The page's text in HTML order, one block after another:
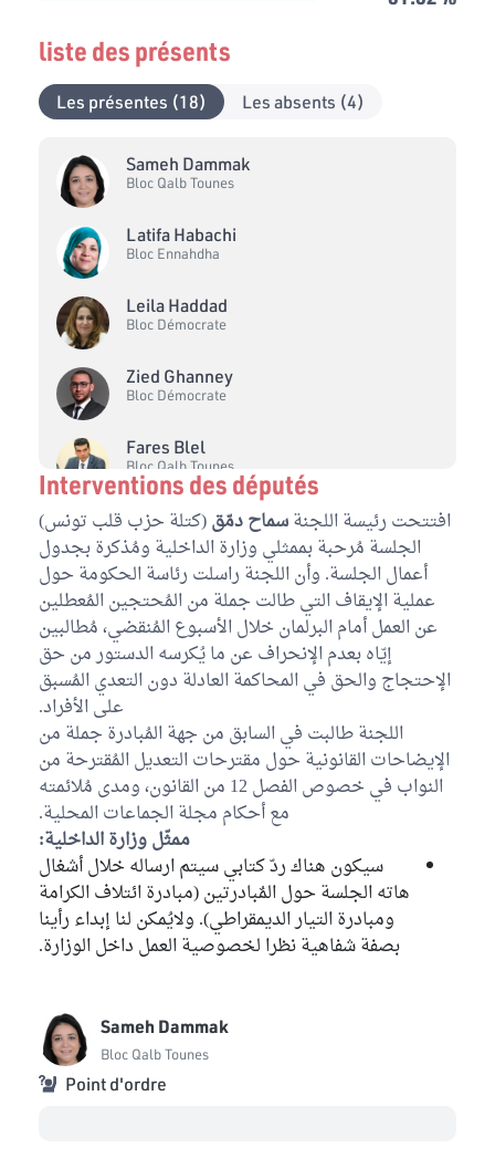
Interventions des députés
افتتحت رئيسة اللجنةسماح دمّق(كتلة حزب قلب تونس)
الجلسة مُرحبة بممثلي وزارة الداخلية ومُذكرة بجدول
أعمال الجلسة. وأن اللجنة راسلت رئاسة الحكومة حول
عملية الإيقاف التي طالت جملة من المُحتجين المُعطلين
عن العمل أمام البرلمان خلال الأسبوع المُنقضي، مُطالبين
إيّاه بعدم الإنحراف عن ما يُكرسه الدستور من حق
الإحتجاج والحق في المحاكمة العادلة دون التعدي المُسبق
على الأفراد.
اللجنة طالبت في السابق من جهة المُبادرة جملة من
الإيضاحات القانونية حول مقترحات التعديل المُقترحة من
النواب في خصوص الفصل 12 من القانون، ومدى مُلائمته
مع أحكام مجلة الجماعات المحلية.
ممثّل وزارة الداخلية:
سيكون هناك ردّ كتابي سيتم ارساله خلال أشغال
هاته الجلسة حول المٌبادرتين (مبادرة ائتلاف الكرامة
ومبادرة التيار الديمقراطي). ولايُمكن لنا إبداء رأينا
بصفة شفاهية نظرا لخصوصية العمل داخل الوزارة.
Sameh Dammak
Bloc Qalb Tounes
Point d'ordre
liste des présents
Les présentes (18) Les absents (4)
Sameh Dammak
Bloc Qalb Tounes
Latifa Habachi
Bloc Ennahdha
Leila Haddad
Bloc Démocrate
Zied Ghanney
Bloc Démocrate
Fares Blel
Bloc Qalb Tounes
Zied Hechmi
Bloc Coalition Al Karama
Hussein Jenayah
Bloc Tahya Tounes
Lilia Bellil
Bloc de la Réforme
Nesrine Laamari
Bloc de la Réforme
Ferida Laabidi
Bloc Ennahdha
Faiza Bouhlel
Bloc Ennahdha
Belgacem Hssan
Bloc Ennahdha
Bloc Démocrate
Mounira Ayari